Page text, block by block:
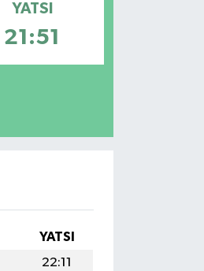
YATSI
21:51
YATSI
22:11